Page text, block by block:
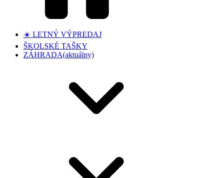
☀️ LETNÝ VÝPREDAJ
ŠKOLSKÉ TAŠKY
ZÁHRADA(aktuálny)